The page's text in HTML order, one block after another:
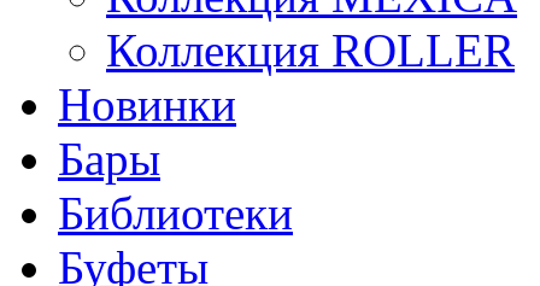
Коллекция ROLLER
Новинки
Бары
Библиотеки
Буфеты